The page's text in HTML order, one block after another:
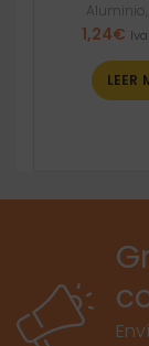
Aluminio
1,24€
LEER